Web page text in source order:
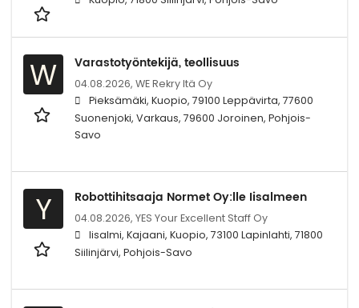
W Varastotyöntekijä, teollisuus
04.08.2026, WE Rekry Itä Oy
Pieksämäki, Kuopio, 79100 Leppävirta, 77600
Suonenjoki, Varkaus, 79600 Joroinen, Pohjois-
Savo
Y Robottihitsaaja Normet Oy:lle Iisalmeen
04.08.2026, YES Your Excellent Staff Oy
Iisalmi, Kajaani, Kuopio, 73100 Lapinlahti, 71800
Siilinjärvi, Pohjois-Savo